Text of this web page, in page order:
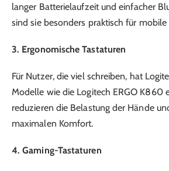
langer Batterielaufzeit und einfacher
sind sie besonders praktisch für
3. Ergonomische Tastaturen
Für Nutzer, die viel schreiben, hat
Modelle wie die Logitech ERGO K860
reduzieren die Belastung der Hände
maximalen Komfort.
4. Gaming-Tastaturen